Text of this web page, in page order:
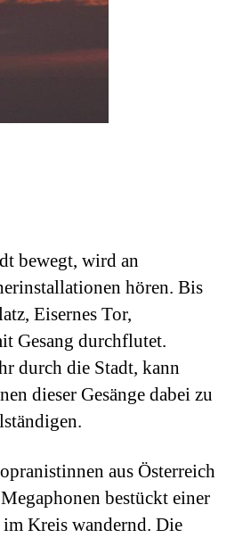
bewegt, wird an
hören. Bis
Eisernes Tor,
Gesang durchflutet.
durch die Stadt, kann
dieser Gesänge dabei zu
aus Österreich
bestückt einer
Kreis wandernd. Die